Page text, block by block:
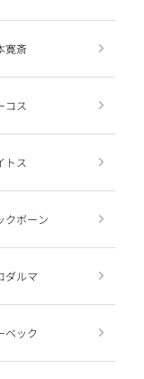
寛斎
コス
トス
クボーン
ダルマ
ベック